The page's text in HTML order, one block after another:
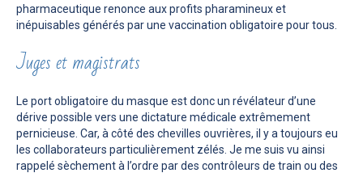
pharmaceutique renonce aux profits pharamineux et
inépuisables générés par une vaccination obligatoire pour tous.
Juges et magistrats
Le port obligatoire du masque est donc un révélateur d’une
dérive possible vers une dictature médicale extrêmement
pernicieuse. Car, à côté des chevilles ouvrières, il y a toujours eu
les collaborateurs particulièrement zélés. Je me suis vu ainsi
rappelé sèchement à l’ordre par des contrôleurs de train ou des